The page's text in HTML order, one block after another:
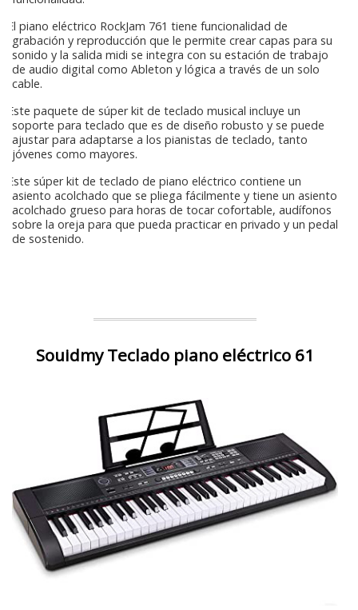
El piano eléctrico RockJam 761 tiene funcionalidad de
grabación y reproducción que le permite crear capas para su
sonido y la salida midi se integra con su estación de trabajo
de audio digital como Ableton y lógica a través de un solo
cable.
Este paquete de súper kit de teclado musical incluye un
soporte para teclado que es de diseño robusto y se puede
ajustar para adaptarse a los pianistas de teclado, tanto
jóvenes como mayores.
Este súper kit de teclado de piano eléctrico contiene un
asiento acolchado que se pliega fácilmente y tiene un asiento
acolchado grueso para horas de tocar cofortable, audífonos
sobre la oreja para que pueda practicar en privado y un pedal
de sostenido.
Souidmy Teclado piano eléctrico 61